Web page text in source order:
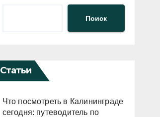
Поиск
Статьи
Что посмотреть в Калининграде
сегодня: путеводитель по